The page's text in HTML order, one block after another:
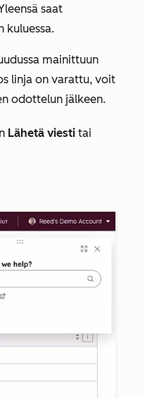
saat
kuluessa.
mainittuun
linja on varattu, voit
odottelun jälkeen.
Lähetä viesti tai